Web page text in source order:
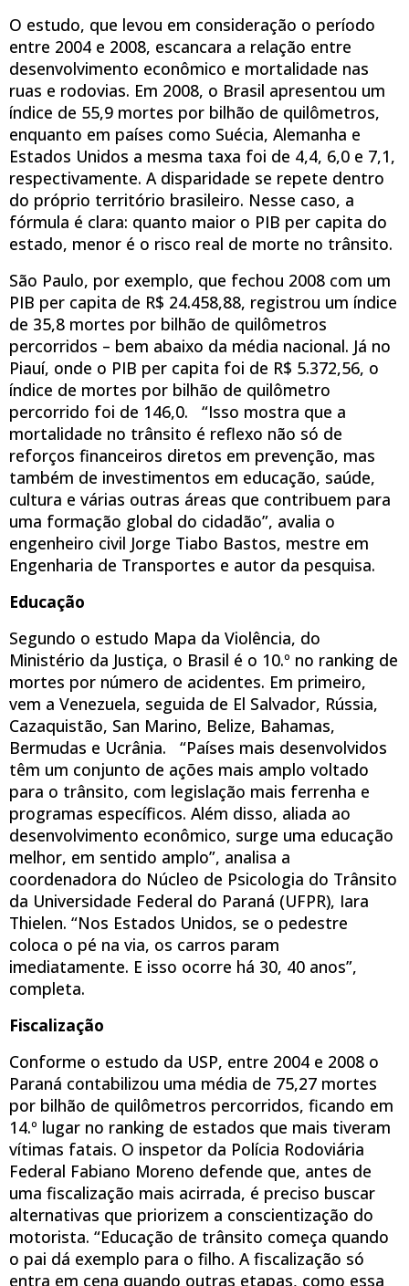
O estudo, que levou em consideração o período
entre 2004 e 2008, escancara a relação entre
desenvolvimento econômico e mortalidade nas
ruas e rodovias. Em 2008, o Brasil apresentou um
índice de 55,9 mortes por bilhão de quilômetros,
enquanto em países como Suécia, Alemanha e
Estados Unidos a mesma taxa foi de 4,4, 6,0 e 7,1,
respectivamente. A disparidade se repete dentro
do próprio território brasileiro. Nesse caso, a
fórmula é clara: quanto maior o PIB per capita do
estado, menor é o risco real de morte no trânsito.
São Paulo, por exemplo, que fechou 2008 com um
PIB per capita de R$ 24.458,88, registrou um índice
de 35,8 mortes por bilhão de quilômetros
percorridos – bem abaixo da média nacional. Já no
Piauí, onde o PIB per capita foi de R$ 5.372,56, o
índice de mortes por bilhão de quilômetro
percorrido foi de 146,0. “Isso mostra que a
mortalidade no trânsito é reflexo não só de
reforços financeiros diretos em prevenção, mas
também de investimentos em educação, saúde,
cultura e várias outras áreas que contribuem para
uma formação global do cidadão”, avalia o
engenheiro civil Jorge Tiabo Bastos, mestre em
Engenharia de Transportes e autor da pesquisa.
Educação
Segundo o estudo Mapa da Violência, do
Ministério da Justiça, o Brasil é o 10.º no ranking de
mortes por número de acidentes. Em primeiro,
vem a Venezuela, seguida de El Salvador, Rússia,
Cazaquistão, San Marino, Belize, Bahamas,
Bermudas e Ucrânia. “Países mais desenvolvidos
têm um conjunto de ações mais amplo voltado
para o trânsito, com legislação mais ferrenha e
programas específicos. Além disso, aliada ao
desenvolvimento econômico, surge uma educação
melhor, em sentido amplo”, analisa a
coordenadora do Núcleo de Psicologia do Trânsito
da Universidade Federal do Paraná (UFPR), Iara
Thielen. “Nos Estados Unidos, se o pedestre
coloca o pé na via, os carros param
imediatamente. E isso ocorre há 30, 40 anos”,
completa.
Fiscalização
Conforme o estudo da USP, entre 2004 e 2008 o
Paraná contabilizou uma média de 75,27 mortes
por bilhão de quilômetros percorridos, ficando em
14.º lugar no ranking de estados que mais tiveram
vítimas fatais. O inspetor da Polícia Rodoviária
Federal Fabiano Moreno defende que, antes de
uma fiscalização mais acirrada, é preciso buscar
alternativas que priorizem a conscientização do
motorista. “Educação de trânsito começa quando
o pai dá exemplo para o filho. A fiscalização só
entra em cena quando outras etapas, como essa